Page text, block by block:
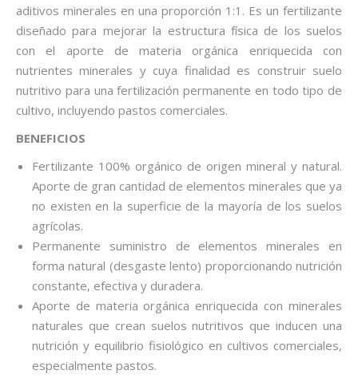
aditivos minerales en una proporción 1:1. Es un fertilizante
diseñado para mejorar la estructura física de los suelos
con el aporte de materia orgánica enriquecida con
nutrientes minerales y cuya finalidad es construir suelo
nutritivo para una fertilización permanente en todo tipo de
cultivo, incluyendo pastos comerciales.
BENEFICIOS
Fertilizante 100% orgánico de origen mineral y natural.
Aporte de gran cantidad de elementos minerales que ya
no existen en la superfi­cie de la mayoría de los suelos
agrícolas.
Permanente suministro de elementos minerales en
forma natural (desgaste lento) proporcionando nutrición
constante, efectiva y duradera.
Aporte de materia orgánica enriquecida con minerales
naturales que crean suelos nutritivos que inducen una
nutrición y equilibrio ­fisiológico en cultivos comerciales,
especialmente pastos.